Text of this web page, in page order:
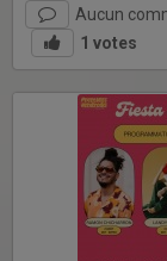
Aucun
1 votes